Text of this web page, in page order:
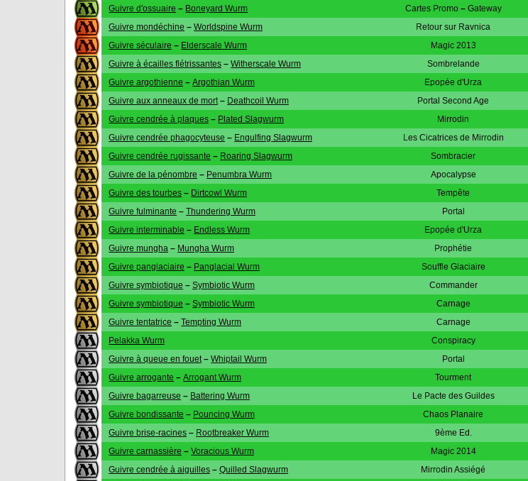
Guivre d'ossuaire – Boneyard Wurm Cartes Promo– Gateway
Guivre mondéchine – Worldspine Wurm Retour sur Ravnica
Guivre séculaire – Elderscale Wurm Magic 2013
Guivre à écailles flétrissantes – Witherscale Wurm Sombrelande
Guivre argothienne – Argothian Wurm Epopée d'Urza
Guivre aux anneaux de mort – Deathcoil Wurm Portal Second Age
Guivre cendrée à plaques – Plated Slagwurm Mirrodin
Guivre cendrée phagocyteuse – Engulfing Slagwurm Les Cicatrices de Mirrodin
Guivre cendrée rugissante – Roaring Slagwurm Sombracier
Guivre de la pénombre – Penumbra Wurm Apocalypse
Guivre des tourbes – Dirtcowl Wurm Tempête
Guivre fulminante – Thundering Wurm Portal
Guivre interminable – Endless Wurm Epopée d'Urza
Guivre mungha – Mungha Wurm Prophétie
Guivre panglaciaire – Panglacial Wurm Souffle Glaciaire
Guivre symbiotique – Symbiotic Wurm Commander
Guivre symbiotique – Symbiotic Wurm Carnage
Guivre tentatrice – Tempting Wurm Carnage
Pelakka Wurm Conspiracy
Guivre à queue en fouet – Whiptail Wurm Portal
Guivre arrogante – Arrogant Wurm Tourment
Guivre bagarreuse – Battering Wurm Le Pacte des Guildes
Guivre bondissante – Pouncing Wurm Chaos Planaire
Guivre brise-racines – Rootbreaker Wurm 9ème Ed.
Guivre carnassière – Voracious Wurm Magic 2014
Guivre cendrée à aiguilles – Quilled Slagwurm Mirrodin Assiégé